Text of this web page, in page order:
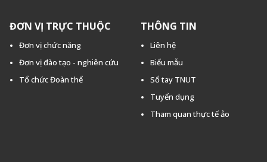
ĐƠN VỊ TRỰC THUỘC
Đơn vị chức năng
Đơn vị đào tạo - nghiên cứu
Tổ chức Đoàn thể
THÔNG TIN
Liên hệ
Biểu mẫu
Sổ tay TNUT
Tuyển dụng
Tham quan thực tế ảo